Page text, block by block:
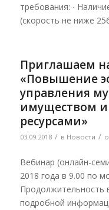
требования: ∙
(скорость не ниже
Приглашаем
«Повышение
управления
имуществом
ресурсами»
03.09.2018 / в Новости /
Вебинар (онлайн-
2018 года в 9.00 по
Продолжительность
подробной